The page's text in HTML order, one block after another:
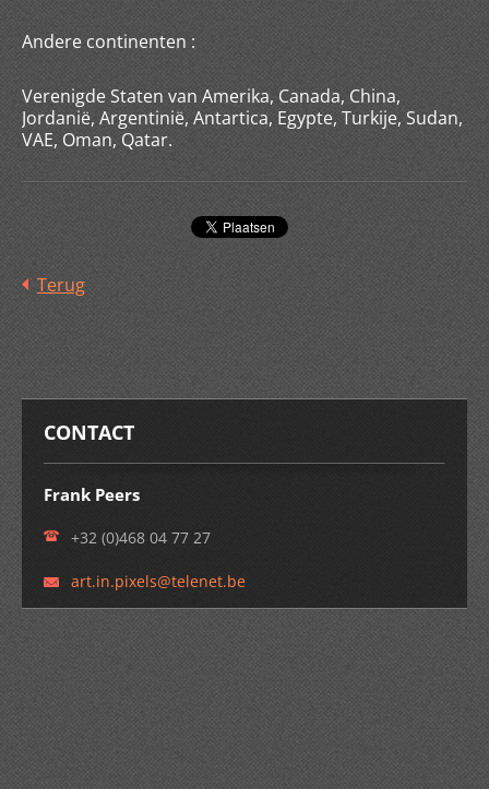
Andere continenten :
Verenigde Staten van Amerika, Canada, China,
Jordanië, Argentinië, Antartica, Egypte, Turkije, Sudan,
VAE, Oman, Qatar.
Terug
CONTACT
Frank Peers
+32 (0)468 04 77 27
art.in.pixels@telenet.be